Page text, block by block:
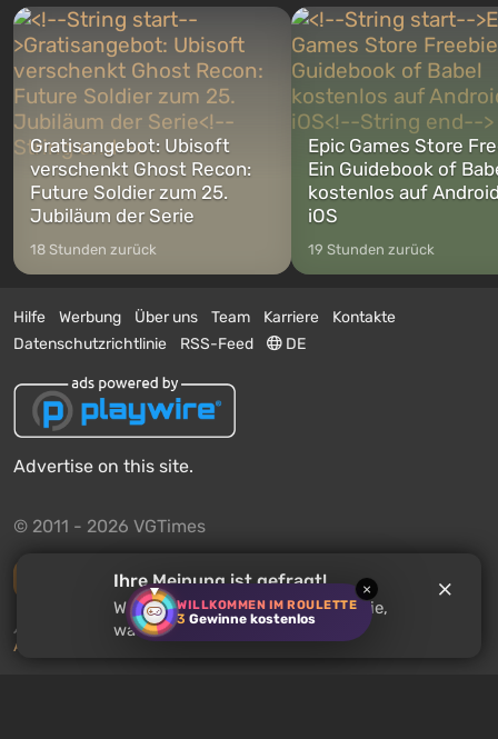
WILLKOMMEN IM ROULETTE
3 Gewinne kostenlos
×
Gratisangebot: Ubisoft
verschenkt Ghost Recon:
Future Soldier zum 25.
Jubiläum der Serie
18 Stunden zurück
Epic Games Store
Ein Guidebook of
kostenlos auf
iOS
19 Stunden zurück
Hilfe Werbung Über uns Team Karriere
Kontakte
Datenschutzrichtlinie
RSS-Feed DE
Advertise on this site.
© 2011 - 2026 VGTimes
Vollständige Version
Push-Benachrichtigungen über Nachrichten:
Aktivieren
Ihre Meinung ist gefragt!
Warten Sie aufHAEX? Erzählen Sie,
was Sie über das Spiel denken.